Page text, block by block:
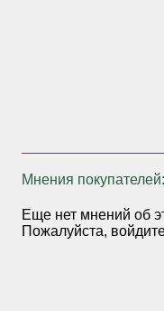
Мнения покупателей:
Еще нет мнений об
Пожалуйста,